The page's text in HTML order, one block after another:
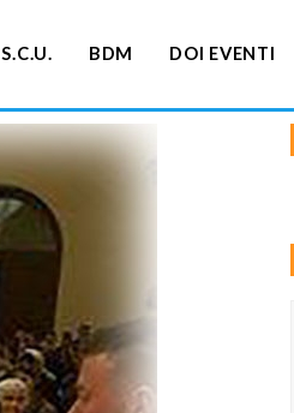
S.C.U. BDM DOI EVENTI